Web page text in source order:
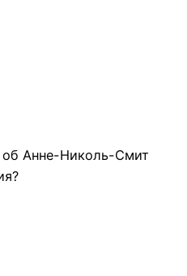
Анне-Николь-Смит